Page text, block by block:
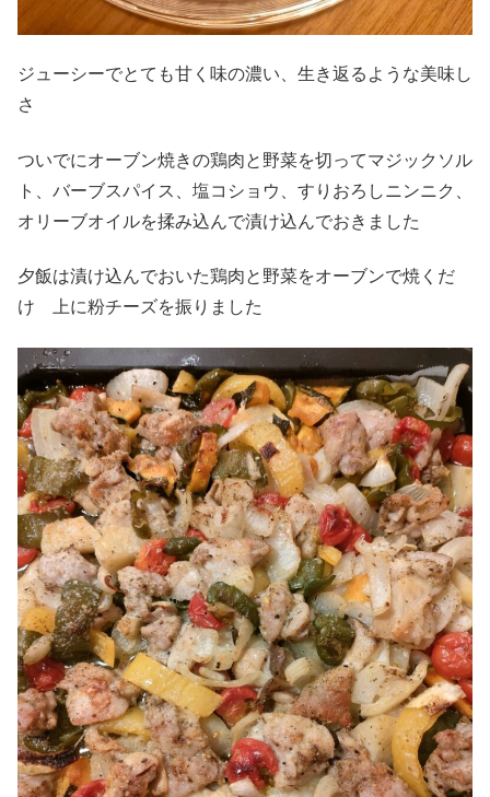
ジューシーでとても甘く味の濃い、生き返るような美味し
さ
ついでにオーブン焼きの鶏肉と野菜を切ってマジックソル
ト、バーブスパイス、塩コショウ、すりおろしニンニク、
オリーブオイルを揉み込んで漬け込んでおきました
夕飯は漬け込んでおいた鶏肉と野菜をオーブンで焼くだ
け 上に粉チーズを振りました